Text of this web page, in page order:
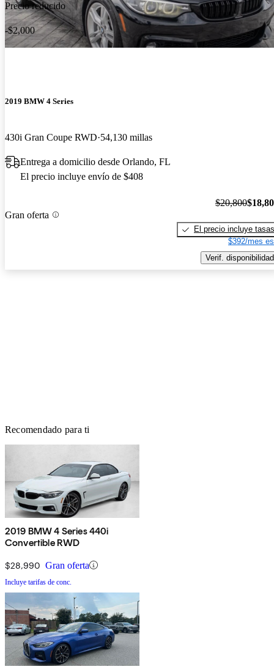
Precio reducido
-$2,000
2019 BMW 4 Series
430i Gran Coupe RWD 54,130 millas
Entrega a domicilio desde Orlando, FL
El precio incluye envío de $408
Gran oferta
$20,800
El precio incluye tasas
$392/mes
Verif. disponibilidad
Recomendado para ti
2019 BMW 4 Series 440i
Convertible RWD
$28,990 Gran oferta
Incluye tarifas de conc.